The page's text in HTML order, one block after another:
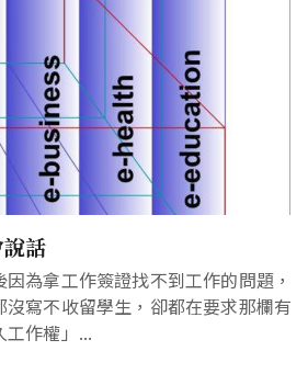
話
為拿工作簽證找不到工作的問題，
寫不收留學生，卻都在要求那欄有
工作權」...